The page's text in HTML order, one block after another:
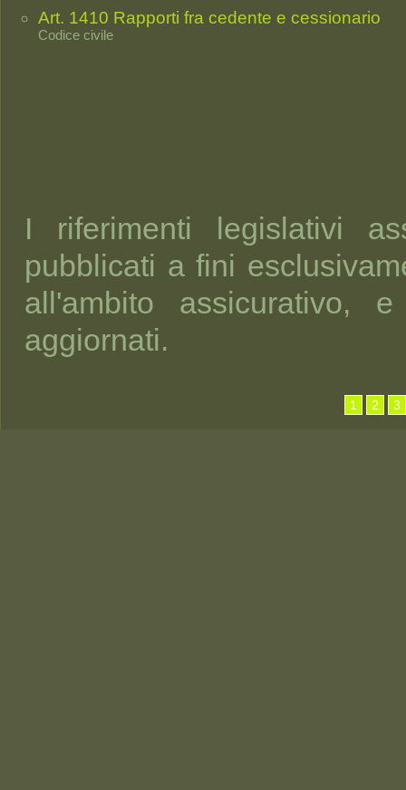
Art. 1410 Rapporti fra cedente e cessionario
Codice civile
I riferimenti legislativi
pubblicati a fini
all'ambito assicurativo,
aggiornati.
1 2 3